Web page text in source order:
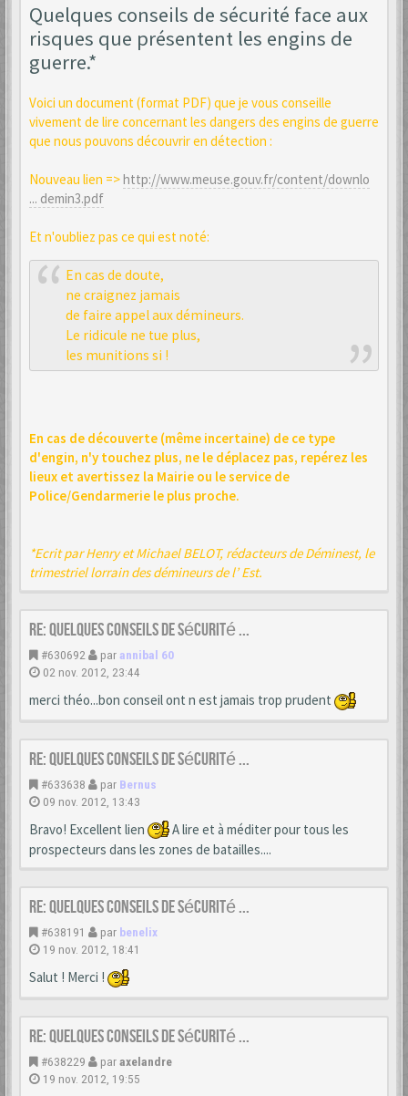
Quelques conseils de sécurité face aux
risques que présentent les engins de
guerre.*
Voici un document (format PDF) que je vous conseille
vivement de lire concernant les dangers des engins de guerre
que nous pouvons découvrir en détection :
Nouveau lien =>http://www.meuse.gouv.fr/content/downlo
... demin3.pdf
Et n'oubliez pas ce qui est noté:
En cas de doute,
ne craignez jamais
de faire appel aux démineurs.
Le ridicule ne tue plus,
les munitions si !
En cas de découverte (même incertaine) de ce type
d'engin, n'y touchez plus, ne le déplacez pas, repérez les
lieux et avertissez la Mairie ou le service de
Police/Gendarmerie le plus proche.
*Ecrit par Henry et Michael BELOT, rédacteurs de Déminest, le
trimestriel lorrain des démineurs de l’ Est.
Re: Quelques conseils de sécurité ...
#630692 par annibal 60
02 nov. 2012, 23:44
merci théo...bon conseil ont n est jamais trop prudent
Re: Quelques conseils de sécurité ...
#633638 par Bernus
09 nov. 2012, 13:43
Bravo! Excellent lien
A lire et à méditer pour tous les
prospecteurs dans les zones de batailles....
Re: Quelques conseils de sécurité ...
#638191 par benelix
19 nov. 2012, 18:41
Salut ! Merci !
Re: Quelques conseils de sécurité ...
#638229 paraxelandre
19 nov. 2012, 19:55